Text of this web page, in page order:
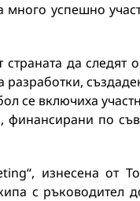
успешно
страната да
разработки,
се включиха
финансирани по
изнесена от
с ръководител